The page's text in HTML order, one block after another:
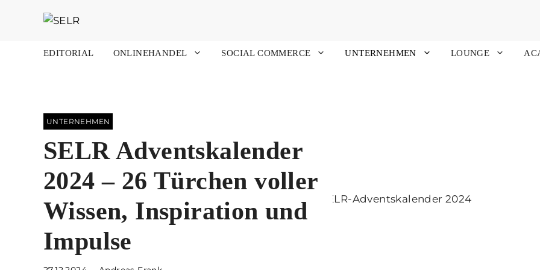
EDITORIAL ONLINEHANDEL SOCIAL COMMERCE UNTERNEHMEN LOUNGE
UNTERNEHMEN
SELR Adventskalender
2024 – 26 Türchen voller
Wissen, Inspiration und
Impulse